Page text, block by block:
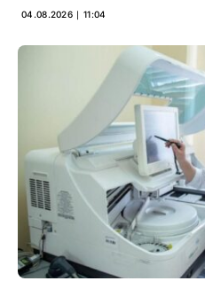
04.08.2026 ∣ 11:04